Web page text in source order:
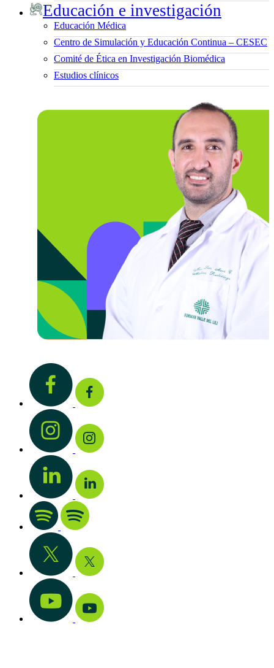
Educación e investigación
Educación Médica
Centro de Simulación y Educación Continua – CESEC
Comité de Ética en Investigación Biomédica
Estudios clínicos